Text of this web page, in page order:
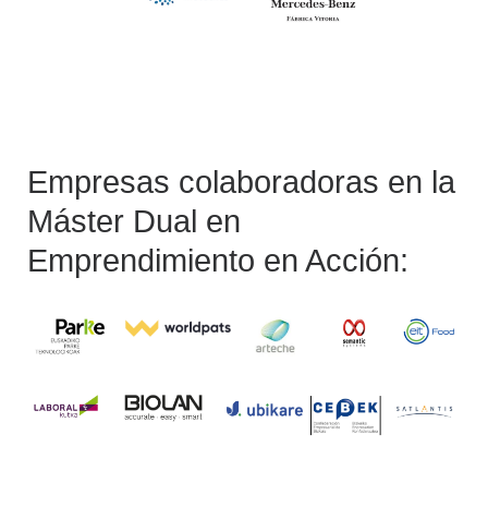
Empresas colaboradoras en la
Máster Dual en
Emprendimiento en Acción: